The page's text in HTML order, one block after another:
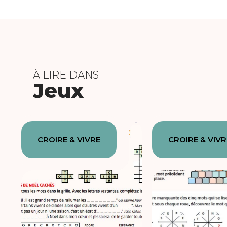
À LIRE DANS
Jeux
CROIRE & VIVRE CROIRE &